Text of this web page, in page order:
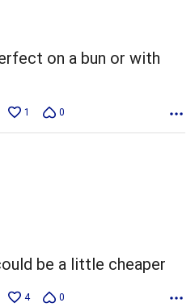
on a bun or with
1 0
be a little cheaper
4 0